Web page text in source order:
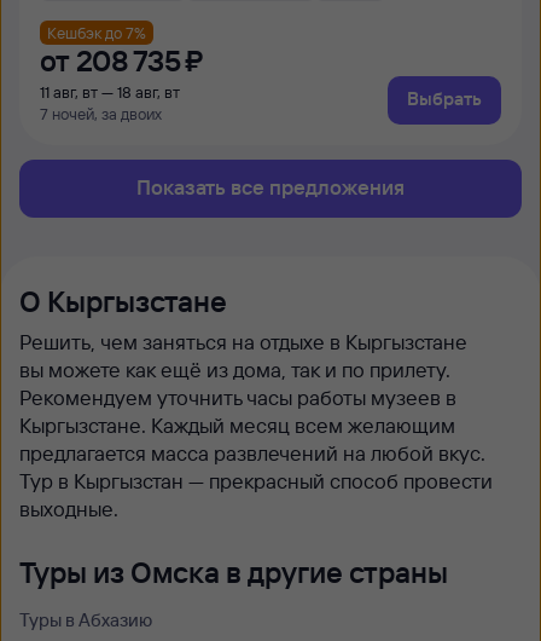
Кешбэк до 7%
от 208 ⁠735 ⁠₽
11 авг, вт — 18 авг, вт
7 ночей, за двоих
Выбрать
Показать все предложения
О Кыргызстане
Решить, чем заняться на отдыхе в Кыргызстане
вы можете как ещё из дома, так и по прилету.
Рекомендуем уточнить часы работы музеев в
Кыргызстане. Каждый месяц всем желающим
предлагается масса развлечений на любой вкус.
Тур в Кыргызстан — прекрасный способ провести
выходные.
Туры из Омска в другие страны
Туры в Абхазию